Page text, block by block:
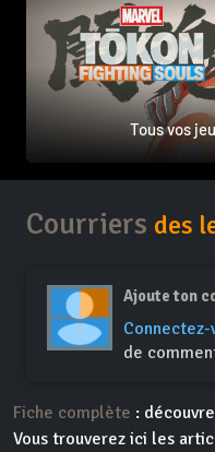
Tous vos
Courriers des
Ajoute ton
de
Fiche complète :
Vous trouverez ici les